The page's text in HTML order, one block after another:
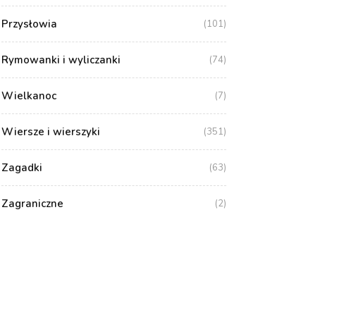
Przysłowia (101)
Rymowanki i wyliczanki (74)
Wielkanoc (7)
Wiersze i wierszyki (351)
Zagadki (63)
Zagraniczne (2)